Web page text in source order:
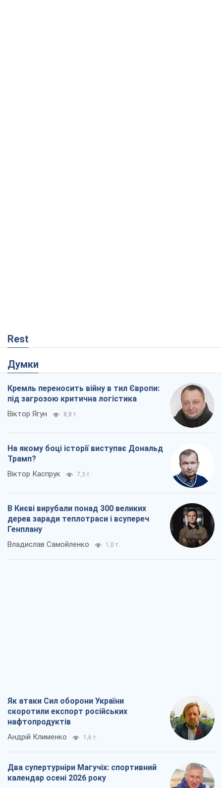
Rest
Думки
Кремль переносить війну в тил Європи:
під загрозою критична логістика
Віктор Ягун 8,8 т.
На якому боці історії виступає Дональд
Трамп?
Віктор Каспрук 7,3 т.
В Києві вирубали понад 300 великих
дерев заради теплотраси і всупереч
Генплану
Владислав Самойленко 1,0 т.
Як атаки Сил оборони України
скоротили експорт російських
нафтопродуктів
Андрій Клименко 1,6 т.
Два супертурніри Магучіх: спортивний
календар осені 2026 року